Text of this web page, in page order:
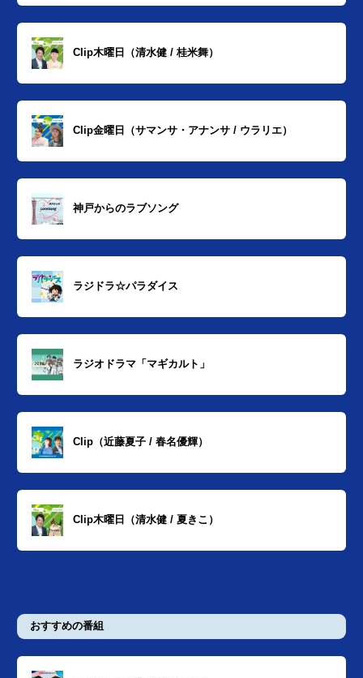
Clip木曜日（清水健 / 桂米舞）
Clip金曜日（サマンサ・アナンサ / ウラリエ）
神戸からのラブソング
ラジドラ☆パラダイス
ラジオドラマ「マギカルト」
Clip（近藤夏子 / 春名優輝）
Clip木曜日（清水健 / 夏きこ）
おすすめの番組